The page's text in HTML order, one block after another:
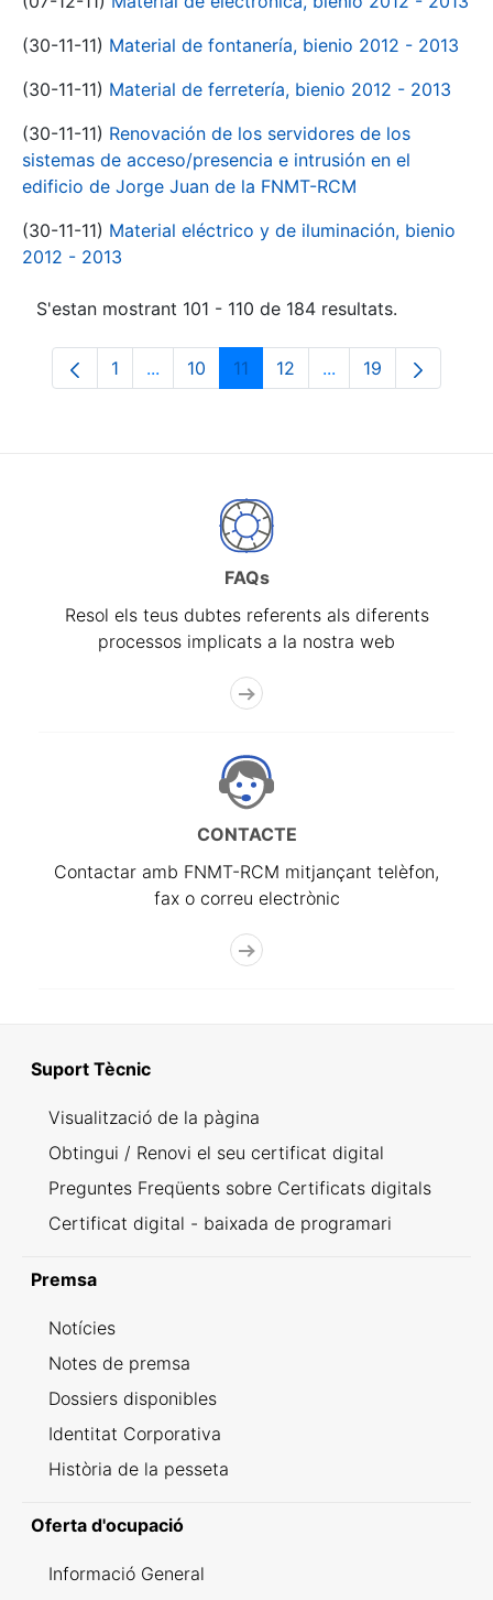
(30-11-11) Material de fontanería, bienio 2012 - 2013
(30-11-11) Material de ferretería, bienio 2012 - 2013
(30-11-11) Renovación de los servidores de los
sistemas de acceso/presencia e intrusión en el
edificio de Jorge Juan de la FNMT-RCM
(30-11-11) Material eléctrico y de iluminación, bienio
2012 - 2013
S'estan mostrant 101 - 110 de 184 resultats.
Pàgina
1 ...Pàgines intermèdies Utilitzeu TAB per
Pàgina
10 Pàgina
11 Pàgina
12 ...PàginesPàgina
19
FAQs
Resol els teus dubtes referents als diferents
processos implicats a la nostra web
CONTACTE
Contactar amb FNMT-RCM mitjançant telèfon,
fax o correu electrònic
Suport Tècnic
Visualització de la pàgina
Obtingui / Renovi el seu certificat digital
Preguntes Freqüents sobre Certificats digitals
Certificat digital - baixada de programari
Premsa
Notícies
Notes de premsa
Dossiers disponibles
Identitat Corporativa
Història de la pesseta
Oferta d'ocupació
Informació General